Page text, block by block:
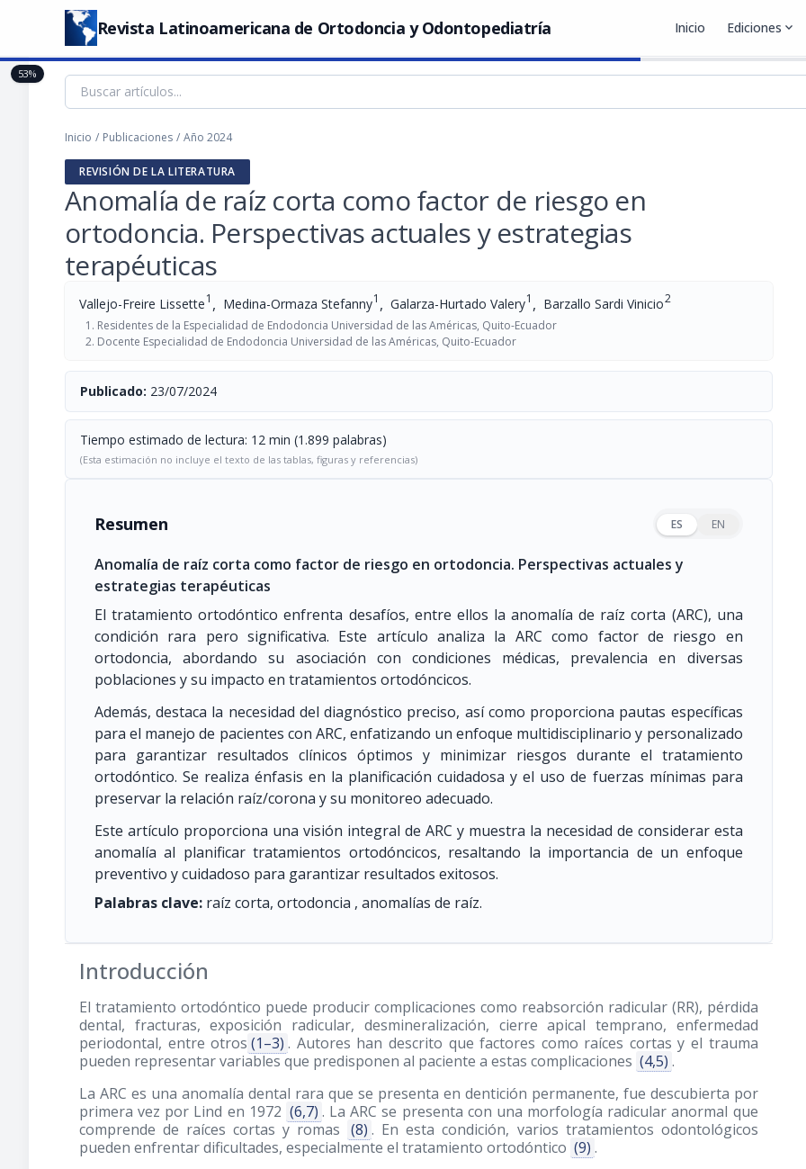
Revista Latinoamericana de Ortodoncia y Odontopediatría Inicio Ediciones expand_more
Inicio / Publicaciones / Año 2024
REVISIÓN DE LA LITERATURA
Anomalía de raíz corta como factor de riesgo en
ortodoncia. Perspectivas actuales y estrategias
terapéuticas
Vallejo-Freire Lissette1 , Medina-Ormaza Stefanny1 , Galarza-Hurtado Valery1 , Barzallo Sardi Vinicio2
Residentes de la Especialidad de Endodoncia Universidad de las Américas, Quito-Ecuador
Docente Especialidad de Endodoncia Universidad de las Américas, Quito-Ecuador
Publicado: 23/07/2024
Tiempo estimado de lectura: 12 min (1.899 palabras)
(Esta estimación no incluye el texto de las tablas, figuras y referencias)
Resumen ES EN
Anomalía de raíz corta como factor de riesgo en ortodoncia. Perspectivas actuales y
estrategias terapéuticas
El tratamiento ortodóntico enfrenta desafíos, entre ellos la anomalía de raíz corta (ARC), una
condición rara pero significativa. Este artículo analiza la ARC como factor de riesgo en
ortodoncia, abordando su asociación con condiciones médicas, prevalencia en diversas
poblaciones y su impacto en tratamientos ortodóncicos.
Además, destaca la necesidad del diagnóstico preciso, así como proporciona pautas específicas
para el manejo de pacientes con ARC, enfatizando un enfoque multidisciplinario y personalizado
para garantizar resultados clínicos óptimos y minimizar riesgos durante el tratamiento
ortodóntico. Se realiza énfasis en la planificación cuidadosa y el uso de fuerzas mínimas para
preservar la relación raíz/corona y su monitoreo adecuado.
Este artículo proporciona una visión integral de ARC y muestra la necesidad de considerar esta
anomalía al planificar tratamientos ortodóncicos, resaltando la importancia de un enfoque
preventivo y cuidadoso para garantizar resultados exitosos.
Palabras clave: raíz corta, ortodoncia , anomalías de raíz.
Introducción
El tratamiento ortodóntico puede producir complicaciones como reabsorción radicular (RR), pérdida
dental, fracturas, exposición radicular, desmineralización, cierre apical temprano, enfermedad
periodontal, entre otros (1–3) . Autores han descrito que factores como raíces cortas y el trauma
pueden representar variables que predisponen al paciente a estas complicaciones (4,5) .
La ARC es una anomalía dental rara que se presenta en dentición permanente, fue descubierta por
primera vez por Lind en 1972 (6,7) . La ARC se presenta con una morfología radicular anormal que
comprende de raíces cortas y romas
(8) . En esta condición, varios tratamientos odontológicos
pueden enfrentar dificultades, especialmente el tratamiento ortodóntico (9) .
53%